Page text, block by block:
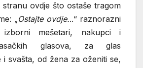
ovdje što ostaše tragom
„Ostajte ovdje...“ raznorazni
mešetari, nakupci i
glasova, za glas
i svašta, od žena za oženiti se,